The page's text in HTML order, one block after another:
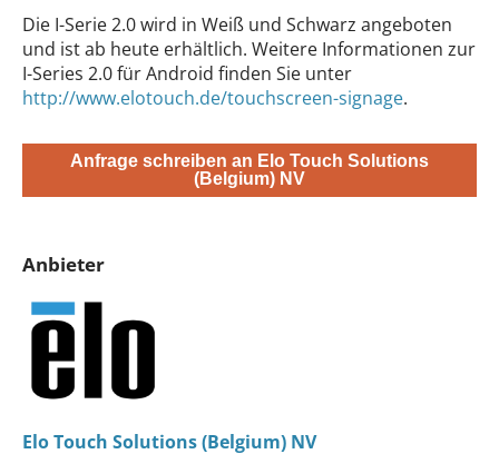
Die I-Serie 2.0 wird in Weiß und Schwarz angeboten
und ist ab heute erhältlich. Weitere Informationen zur
I-Series 2.0 für Android finden Sie unter
http://www.elotouch.de/touchscreen-signage.
Anfrage schreiben an Elo Touch Solutions
(Belgium) NV
Anbieter
Elo Touch Solutions (Belgium) NV